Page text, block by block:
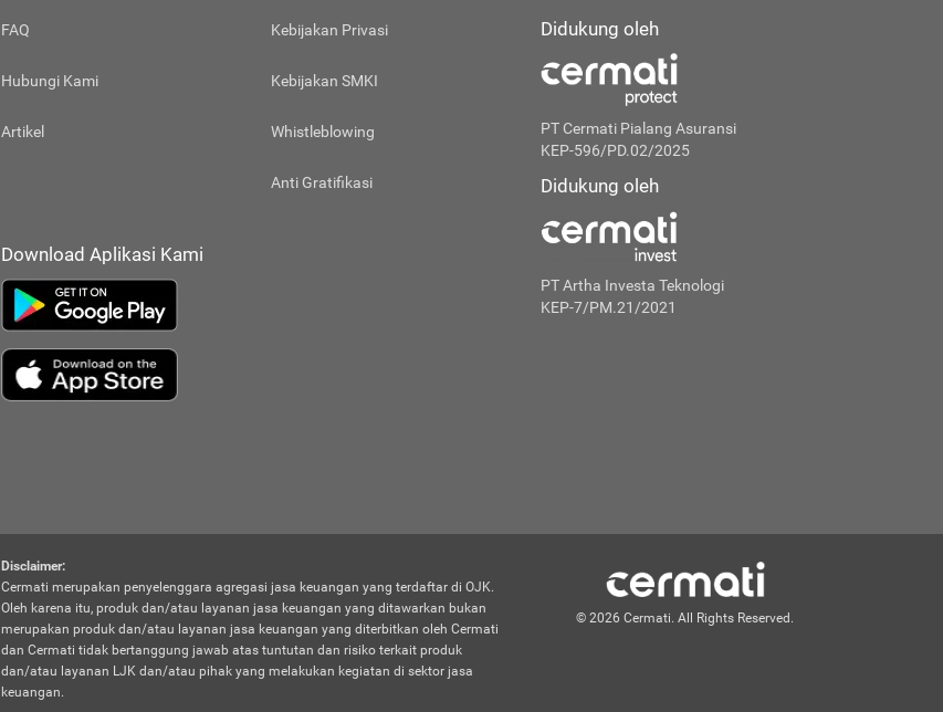
FAQ
Hubungi Kami
Artikel
Kebijakan Privasi
Kebijakan SMKI
Whistleblowing
Anti Gratifikasi
Download Aplikasi Kami
Didukung oleh
PT Cermati Pialang Asuransi
KEP-596/PD.02/2025
Didukung oleh
PT Artha Investa Teknologi
KEP-7/PM.21/2021
Disclaimer:
Cermati merupakan penyelenggara agregasi jasa keuangan yang terdaftar di OJK.
Oleh karena itu, produk dan/atau layanan jasa keuangan yang ditawarkan bukan
merupakan produk dan/atau layanan jasa keuangan yang diterbitkan oleh Cermati
dan Cermati tidak bertanggung jawab atas tuntutan dan risiko terkait produk
dan/atau layanan LJK dan/atau pihak yang melakukan kegiatan di sektor jasa
keuangan.
© 2026 Cermati. All Rights Reserved.